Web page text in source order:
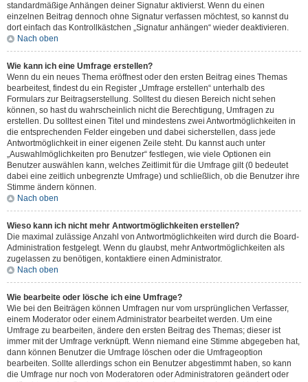
standardmäßige Anhängen deiner Signatur aktivierst. Wenn du einen
einzelnen Beitrag dennoch ohne Signatur verfassen möchtest, so kannst du
dort einfach das Kontrollkästchen „Signatur anhängen“ wieder deaktivieren.
Nach oben
Wie kann ich eine Umfrage erstellen?
Wenn du ein neues Thema eröffnest oder den ersten Beitrag eines Themas
bearbeitest, findest du ein Register „Umfrage erstellen“ unterhalb des
Formulars zur Beitragserstellung. Solltest du diesen Bereich nicht sehen
können, so hast du wahrscheinlich nicht die Berechtigung, Umfragen zu
erstellen. Du solltest einen Titel und mindestens zwei Antwortmöglichkeiten in
die entsprechenden Felder eingeben und dabei sicherstellen, dass jede
Antwortmöglichkeit in einer eigenen Zeile steht. Du kannst auch unter
„Auswahlmöglichkeiten pro Benutzer“ festlegen, wie viele Optionen ein
Benutzer auswählen kann, welches Zeitlimit für die Umfrage gilt (0 bedeutet
dabei eine zeitlich unbegrenzte Umfrage) und schließlich, ob die Benutzer ihre
Stimme ändern können.
Nach oben
Wieso kann ich nicht mehr Antwortmöglichkeiten erstellen?
Die maximal zulässige Anzahl von Antwortmöglichkeiten wird durch die Board-
Administration festgelegt. Wenn du glaubst, mehr Antwortmöglichkeiten als
zugelassen zu benötigen, kontaktiere einen Administrator.
Nach oben
Wie bearbeite oder lösche ich eine Umfrage?
Wie bei den Beiträgen können Umfragen nur vom ursprünglichen Verfasser,
einem Moderator oder einem Administrator bearbeitet werden. Um eine
Umfrage zu bearbeiten, ändere den ersten Beitrag des Themas; dieser ist
immer mit der Umfrage verknüpft. Wenn niemand eine Stimme abgegeben hat,
dann können Benutzer die Umfrage löschen oder die Umfrageoption
bearbeiten. Sollte allerdings schon ein Benutzer abgestimmt haben, so kann
die Umfrage nur noch von Moderatoren oder Administratoren geändert oder